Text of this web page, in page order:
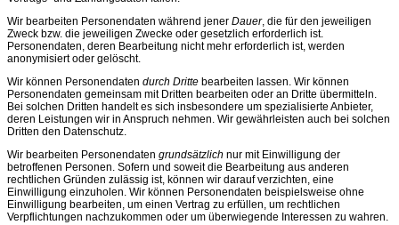
Wir bearbeiten Personendaten während jener Dauer, die für den jeweiligen
Zweck bzw. die jeweiligen Zwecke oder gesetzlich erforderlich ist.
Personendaten, deren Bearbeitung nicht mehr erforderlich ist, werden
anonymisiert oder gelöscht.
Wir können Personendaten durch Dritte bearbeiten lassen. Wir können
Personendaten gemeinsam mit Dritten bearbeiten oder an Dritte übermitteln.
Bei solchen Dritten handelt es sich insbesondere um spezialisierte Anbieter,
deren Leistungen wir in Anspruch nehmen. Wir gewährleisten auch bei solchen
Dritten den Datenschutz.
Wir bearbeiten Personendaten grundsätzlich nur mit Einwilligung der
betroffenen Personen. Sofern und soweit die Bearbeitung aus anderen
rechtlichen Gründen zulässig ist, können wir darauf verzichten, eine
Einwilligung einzuholen. Wir können Personendaten beispielsweise ohne
Einwilligung bearbeiten, um einen Vertrag zu erfüllen, um rechtlichen
Verpflichtungen nachzukommen oder um überwiegende Interessen zu wahren.